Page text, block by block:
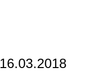
16.03.2018